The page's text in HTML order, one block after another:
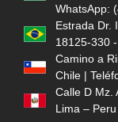
WhatsApp:
Estrada Dr.
18125-330
Camino a
Chile |
Calle D Mz.
Lima –